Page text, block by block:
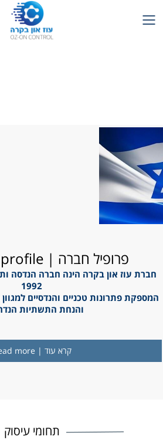
| פרופיל חברה
חברת עוז און בקרה הינה חברה הנדסה
1992
המספקת פתרונות טכניים והנדסיים
והנחת התשתיות
קרא עוד | Read more
תחומי עיסוק